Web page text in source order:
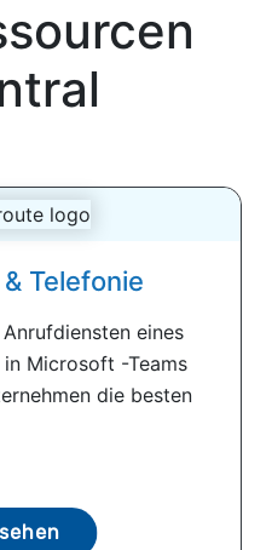
Telefonie
eines
Microsoft -Teams
die besten